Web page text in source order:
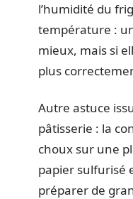
l’humidité du
température :
mieux, mais si
plus
Autre astuce
pâtisserie : la
choux sur une
papier sulfurisé
préparer de